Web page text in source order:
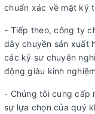
chuẩn xác về mặt kỹ
- Tiếp theo, công ty
dây chuyền sản xuất
các kỹ sư chuyên
động giàu kinh
- Chúng tôi cung cấp
sự lựa chọn của quý